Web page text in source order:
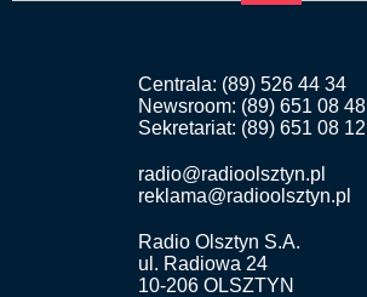
Centrala: (89) 526 44 34
Newsroom: (89) 651 08 48
Sekretariat: (89) 651 08 12
radio@radioolsztyn.pl
reklama@radioolsztyn.pl
Radio Olsztyn S.A.
ul. Radiowa 24
10-206 OLSZTYN